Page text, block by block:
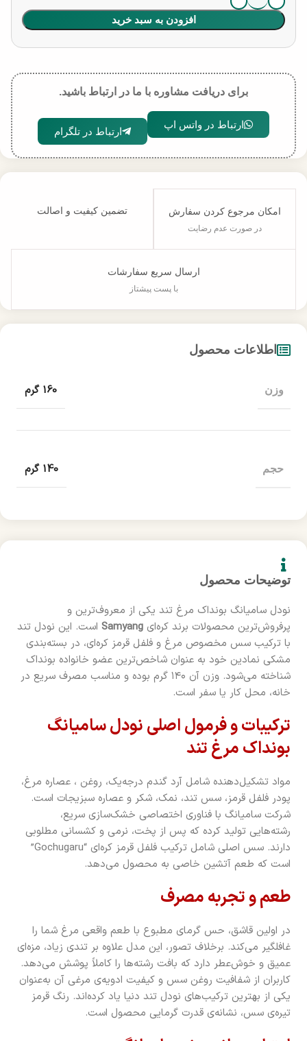
افزودن به سبد خرید
برای دریافت مشاوره با ما در ارتباط باشید.
ارتباط در واتس اپ
ارتباط در تلگرام
امکان مرجوع کردن سفارش
در صورت عدم رضایت
تضمین کیفیت و اصالت
ارسال سریع سفارشات
با پست پیشتاز
توضیحات محصول
نودل سامیانگ بونداک مرغ تند یکی از معروف‌ترین و
پرفروش‌ترین محصولات برند کره‌ای Samyang است. این نودل تند
با ترکیب سس مخصوص مرغ و فلفل قرمز کره‌ای، در بسته‌بندی
مشکی نمادین خود به عنوان شاخص‌ترین عضو خانواده بونداک
شناخته می‌شود. وزن آن ۱۴۰ گرم بوده و مناسب مصرف سریع در
خانه، محل کار یا سفر است.
ترکیبات و فرمول اصلی نودل سامیانگ
بونداک مرغ تند
مواد تشکیل‌دهنده شامل آرد گندم درجه‌یک، روغن ، عصاره مرغ،
پودر فلفل قرمز، سس تند، نمک، شکر و عصاره سبزیجات است.
شرکت سامیانگ با فناوری اختصاصی خشک‌سازی سریع،
رشته‌هایی تولید کرده که پس از پخت، نرمی و کشسانی مطلوبی
دارند. سس اصلی شامل ترکیب فلفل قرمز کره‌ای “Gochugaru”
است که طعم آتشین خاصی به محصول می‌دهد.
طعم و تجربه مصرف
در اولین قاشق، حس گرمای مطبوع با طعم واقعی مرغ شما را
غافلگیر می‌کند. برخلاف تصور، این مدل علاوه بر تندی زیاد، مزه‌ای
عمیق و خوش‌عطر دارد که بافت رشته‌ها را کاملاً پوشش می‌دهد.
کاربران از شفافیت روغن سس و کیفیت ادویه‌ی مرغی آن به‌عنوان
یکی از بهترین ترکیب‌های نودل تند دنیا یاد کرده‌اند. رنگ قرمز
تیره‌ی سس، نشانه‌ی قدرت گرمایی محصول است.
اطلاعات محصول
وزن 160 گرم
حجم 140 گرم